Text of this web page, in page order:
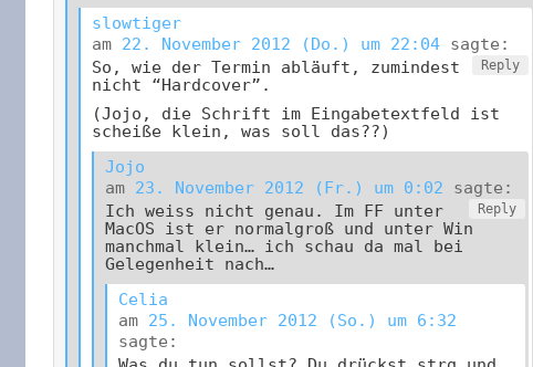
slowtiger
am 22. November 2012 (Do.) um 22:04 sagte:
Reply
So, wie der Termin abläuft, zumindest
nicht “Hardcover”.
(Jojo, die Schrift im Eingabetextfeld ist
scheiße klein, was soll das??)
Jojo
am 23. November 2012 (Fr.) um 0:02 sagte:
Reply
Ich weiss nicht genau. Im FF unter
MacOS ist er normalgroß und unter Win
manchmal klein… ich schau da mal bei
Gelegenheit nach…
Celia
am 25. November 2012 (So.) um 6:32
sagte: